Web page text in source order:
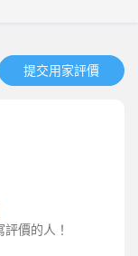
提交用家評價​
價的人！